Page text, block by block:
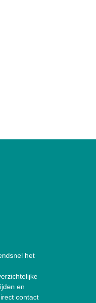
het
en
contact